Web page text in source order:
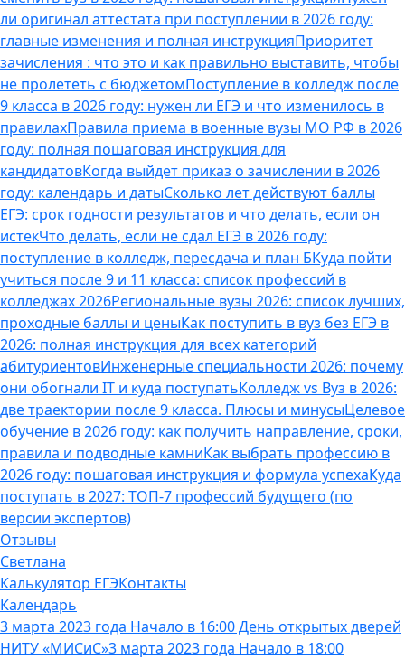
ли оригинал аттестата при поступлении в 2026 году:
главные изменения и полная инструкцияПриоритет
зачисления : что это и как правильно выставить, чтобы
не пролететь с бюджетомПоступление в колледж после
9 класса в 2026 году: нужен ли ЕГЭ и что изменилось в
правилахПравила приема в военные вузы МО РФ в 2026
году: полная пошаговая инструкция для
кандидатовКогда выйдет приказ о зачислении в 2026
году: календарь и датыСколько лет действуют баллы
ЕГЭ: срок годности результатов и что делать, если он
истекЧто делать, если не сдал ЕГЭ в 2026 году:
поступление в колледж, пересдача и план БКуда пойти
учиться после 9 и 11 класса: список профессий в
колледжах 2026Региональные вузы 2026: список лучших,
проходные баллы и ценыКак поступить в вуз без ЕГЭ в
2026: полная инструкция для всех категорий
абитуриентовИнженерные специальности 2026: почему
они обогнали IT и куда поступатьКолледж vs Вуз в 2026:
две траектории после 9 класса. Плюсы и минусыЦелевое
обучение в 2026 году: как получить направление, сроки,
правила и подводные камниКак выбрать профессию в
2026 году: пошаговая инструкция и формула успехаКуда
поступать в 2027: ТОП-7 профессий будущего (по
версии экспертов)
Отзывы
Светлана
Калькулятор ЕГЭКонтакты
Календарь
3 марта 2023 года Начало в 16:00 День открытых дверей
НИТУ «МИСиС»3 марта 2023 года Начало в 18:00